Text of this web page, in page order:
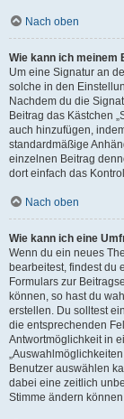
Nach oben
Wie kann ich meinem
Um eine Signatur an
solche in den
Nachdem du die
Beitrag das Kästchen
auch hinzufügen,
standardmäßige
einzelnen Beitrag
dort einfach das
Nach oben
Wie kann ich eine
Wenn du ein neues
bearbeitest, findest du
Formulars zur
können, so hast du
erstellen. Du solltest
die entsprechenden
Antwortmöglichkeit in
Benutzer auswählen
dabei eine zeitlich
Stimme ändern